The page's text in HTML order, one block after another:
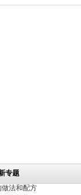
专题
做法和配方